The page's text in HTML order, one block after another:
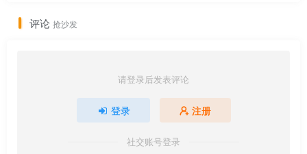
评论 抢沙发
请登录后发表评论
登录 注册
社交账号登录